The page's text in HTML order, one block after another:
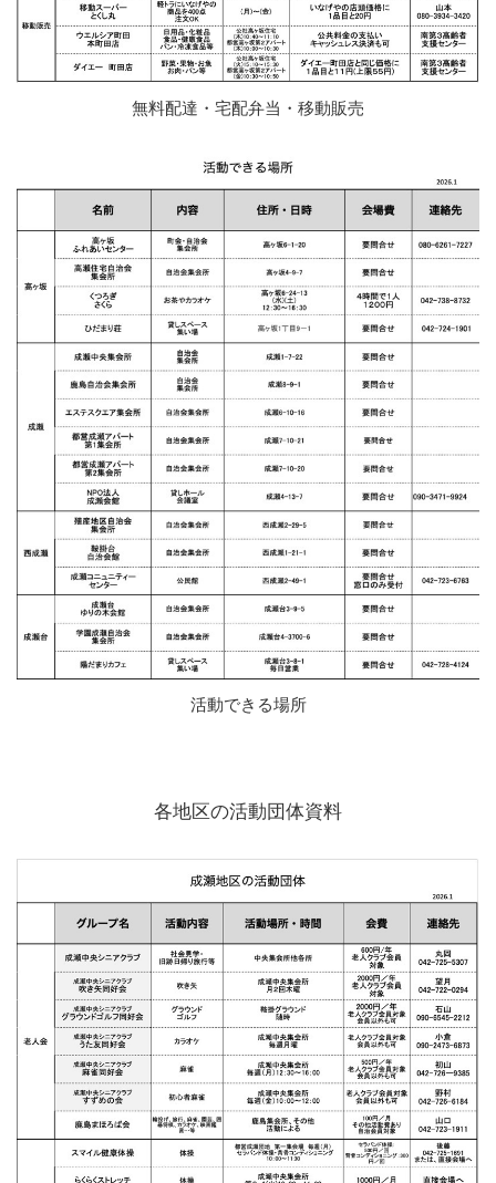
無料配達・宅配弁当・移動販売
活動できる場所
各地区の活動団体資料